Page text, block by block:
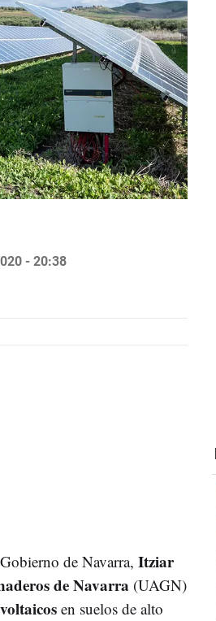
- 20:38
de Navarra, Itziar
de Navarra (UAGN)
en suelos de alto